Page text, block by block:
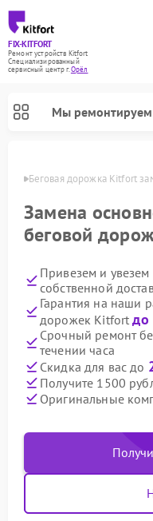
FIX-KITFORT
Ремонт устройств Kitfort
Специализированный
cервисный центр г.Орёл
Мы ремонтируем
Беговая дорожка Kitfort
Замена
беговой
Привезем и
собственной
Гарантия на наши
дорожек Kitfortдо
Срочный ремонт
течении часа
Скидка для вас до
Получите 1500
Оригинальные